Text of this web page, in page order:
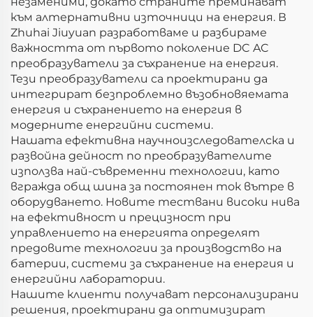
към алтернативни източници на енергия. В
Zhuhai Jiuyuan разработваме и разбираме
важността от първото поколение DC AC
преобразуватели за съхранение на енергия.
Тези преобразуватели са проектирани да
интегрират безпроблемно възобновяемата
енергия и съхранението на енергия в
модерните енергийни системи.
Нашата ефективна научноизследователска и
развойна дейност по преобразувателите
използва най-съвременни технологии, като
вгражда общ шина за постоянен ток вътре в
оборудването. Новите тествани високи нива
на ефективност и прецизност при
управлението на енергията определят
предовите технологии за производство на
батерии, системи за съхранение на енергия и
енергийни лаборатории.
Нашите клиенти получават персонализирани
решения, проектирани да оптимизират